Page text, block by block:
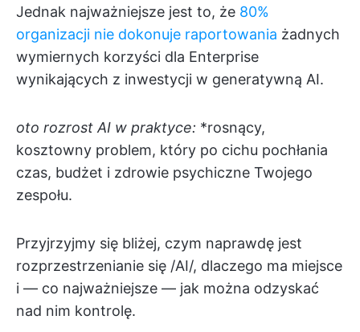
Jednak najważniejsze jest to, że 80%
organizacji nie dokonuje raportowania żadnych
wymiernych korzyści dla Enterprise
wynikających z inwestycji w generatywną AI.
oto rozrost AI w praktyce: *rosnący,
kosztowny problem, który po cichu pochłania
czas, budżet i zdrowie psychiczne Twojego
zespołu.
Przyjrzyjmy się bliżej, czym naprawdę jest
rozprzestrzenianie się /AI/, dlaczego ma miejsce
i — co najważniejsze — jak można odzyskać
nad nim kontrolę.